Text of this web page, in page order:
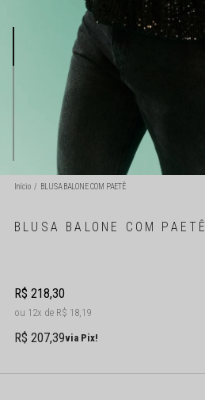
Início BLUSA BALONE COM PAETÊ
BLUSA BALONE COM PAETÊ
R$ 207,39via Pix!
R$ 218,30
12x R$ 18,19